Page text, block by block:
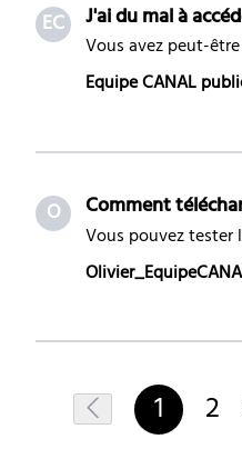
EC
Equipe CANAL
O
1 2